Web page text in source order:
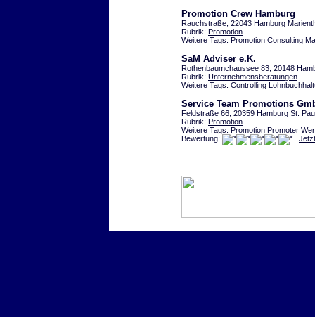
Promotion Crew Hamburg
Rauchstraße, 22043 Hamburg
Rubrik: Promotion
Weitere Tags: Promotion Consulting
SaM Adviser e.K.
Rothenbaumchaussee 83, 20148
Rubrik: Unternehmensberatungen
Weitere Tags: Controlling
Service Team Promotions
Feldstraße 66, 20359 Hamburg St.
Rubrik: Promotion
Weitere Tags: Promotion Promoter
Bewertung: